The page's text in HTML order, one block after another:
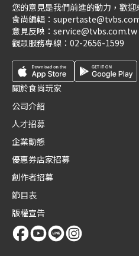
您的意見是我們前進的動力，歡
食尚編輯：
意見反映： service@tvbs.com.tw
觀眾服務專線： 02-2656-1599
關於食尚玩家
公司介紹
人才招募
企業動態
優惠券店家招募
創作者招募
節目表
版權宣告